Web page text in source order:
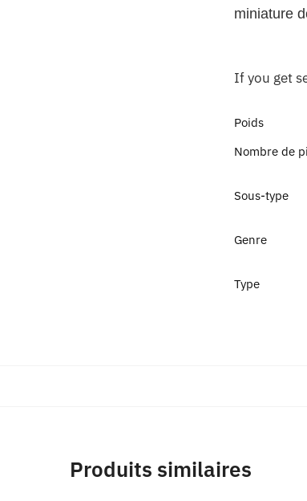
miniature
If you get
Poids
Nombre de
Sous-type
Genre
Type
Produits similaires